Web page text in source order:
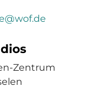
Zentrum